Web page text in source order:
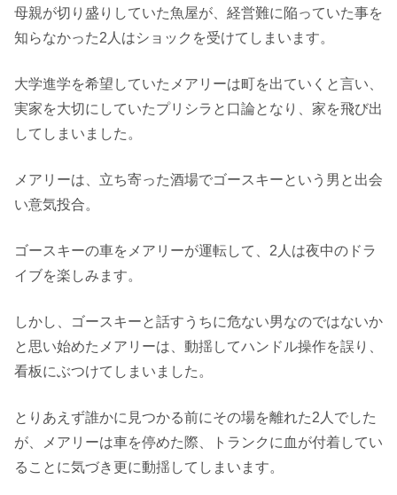
母親が切り盛りしていた魚屋が、経営難に陥っていた事を
知らなかった2人はショックを受けてしまいます。
大学進学を希望していたメアリーは町を出ていくと言い、
実家を大切にしていたプリシラと口論となり、家を飛び出
してしまいました。
メアリーは、立ち寄った酒場でゴースキーという男と出会
い意気投合。
ゴースキーの車をメアリーが運転して、2人は夜中のドラ
イブを楽しみます。
しかし、ゴースキーと話すうちに危ない男なのではないか
と思い始めたメアリーは、動揺してハンドル操作を誤り、
看板にぶつけてしまいました。
とりあえず誰かに見つかる前にその場を離れた2人でした
が、メアリーは車を停めた際、トランクに血が付着してい
ることに気づき更に動揺してしまいます。